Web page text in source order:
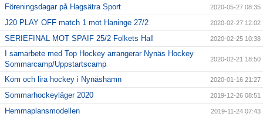
Föreningsdagar på Hagsätra Sport 2020-05-27 08:35
J20 PLAY OFF match 1 mot Haninge 27/2 2020-02-27 12:02
SERIEFINAL MOT SPAIF 25/2 Folkets Hall 2020-02-25 10:38
I samarbete med Top Hockey arrangerar Nynäs Hockey
Sommarcamp/Uppstartscamp
2020-02-21 18:50
Kom och lira hockey i Nynäshamn 2020-01-16 21:27
Sommarhockeyläger 2020 2019-12-26 08:51
Hemmaplansmodellen 2019-11-24 07:43